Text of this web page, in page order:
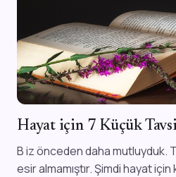
Hayat için 7 Küçük
B iz önceden daha mutluyduk.
esir almamıştır. Şimdi hayat